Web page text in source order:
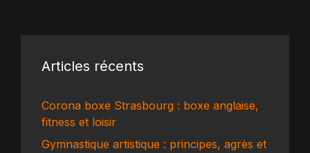
Articles récents
Corona boxe Strasbourg : boxe anglaise,
fitness et loisir
Gymnastique artistique : principes, agrès et